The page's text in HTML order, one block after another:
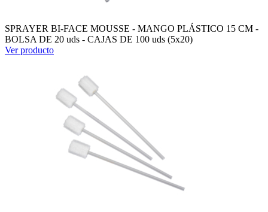
SPRAYER BI-FACE MOUSSE - MANGO PLÁSTICO 15 CM -
BOLSA DE 20 uds - CAJAS DE 100 uds (5x20)
Ver producto